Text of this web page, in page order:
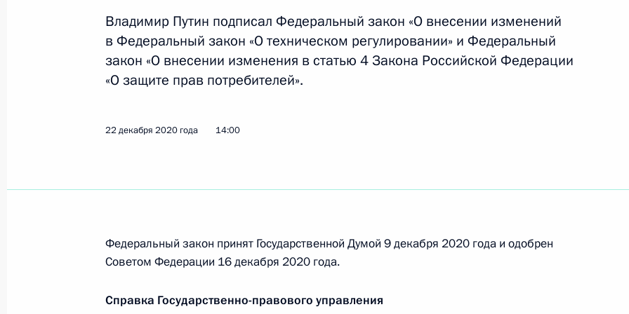
Установлены особенности ценообразования на электроэнергию на территориях
Дальневосточного федерального округа
30 декабря 2020 года, 10:50
Подписан закон, направленный на комплексное урегулирование вопросов,
30 декабря 2020 года, 10:45
В законодательство внесены изменения, касающиеся реализации положений
закона о приобретении отдельных видов товаров, работ, услуг с использованием
Владимир Путин подписал Федеральный закон «О внесении изменений
в Федеральный закон «О техническом регулировании» и Федеральный
закон «О внесении изменения в статью 4 Закона Российской Федерации
«О защите прав потребителей».
22 декабря 2020 года 14:00
Федеральный закон принят Государственной Думой 9 декабря 2020 года и одобрен
Советом Федерации 16 декабря 2020 года.
Справка Государственно-правового управления